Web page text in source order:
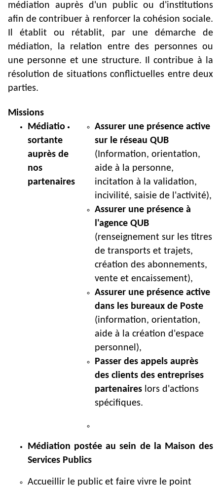
médiation auprès d'un public ou d'institutions
afin de contribuer à renforcer la cohésion sociale.
Il établit ou rétablit, par une démarche de
médiation, la relation entre des personnes ou
une personne et une structure. Il contribue à la
résolution de situations conflictuelles entre deux
parties.
Missions
Médiatio
sortante
auprès de
nos
partenaires
Assurer une présence active
sur le réseau QUB
(Information, orientation,
aide à la personne,
incitation à la validation,
incivilité, saisie de l'activité),
Assurer une présence à
l'agence QUB
(renseignement sur les titres
de transports et trajets,
création des abonnements,
vente et encaissement),
Assurer une présence active
dans les bureaux de Poste
(information, orientation,
aide à la création d'espace
personnel),
Passer des appels auprès
des clients des entreprises
partenaires lors d'actions
spécifiques.
Médiation postée au sein de la Maison des
Services Publics
Accueillir le public et faire vivre le point